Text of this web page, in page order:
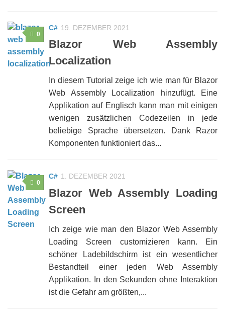
0
C# 19. DEZEMBER 2021
Blazor Web Assembly
Localization
In diesem Tutorial zeige ich wie man für Blazor
Web Assembly Localization hinzufügt. Eine
Applikation auf Englisch kann man mit einigen
wenigen zusätzlichen Codezeilen in jede
beliebige Sprache übersetzen. Dank Razor
Komponenten funktioniert das...
0
C# 1. DEZEMBER 2021
Blazor Web Assembly Loading
Screen
Ich zeige wie man den Blazor Web Assembly
Loading Screen customizieren kann. Ein
schöner Ladebildschirm ist ein wesentlicher
Bestandteil einer jeden Web Assembly
Applikation. In den Sekunden ohne Interaktion
ist die Gefahr am größten,...